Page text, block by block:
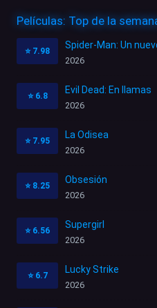
Películas: Top de la
⭐ 7.98
Spider-Man: Un
2026
⭐ 6.8
Evil Dead: En llamas
2026
⭐ 7.95
La Odisea
2026
⭐ 8.25
Obsesión
2026
⭐ 6.56
Supergirl
2026
⭐ 6.7
Lucky Strike
2026